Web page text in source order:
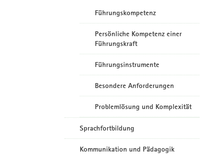
Führungskompetenz
Persönliche Kompetenz einer
Führungskraft
Führungsinstrumente
Besondere Anforderungen
Problemlösung und Komplexität
Sprachfortbildung
Kommunikation und Pädagogik